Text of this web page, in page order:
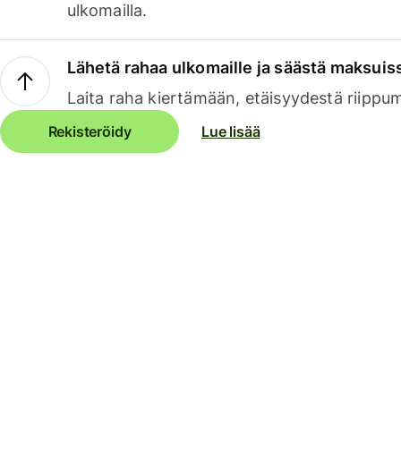
ulkomailla.
Lähetä rahaa ulkomaille ja säästä
Laita raha kiertämään, etäisyydestä
Rekisteröidy Lue lisää